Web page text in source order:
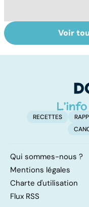
essentielles :
Voir
RECETTES
Qui sommes-nous ?
Mentions légales
Charte d'utilisation
Flux RSS